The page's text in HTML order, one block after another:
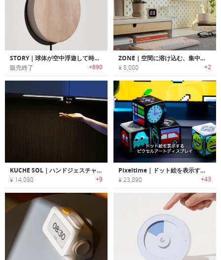
STORY｜球体が空中浮遊して時間をお知らせするタイムピース「ストーリー」
販売終了 +890
ZONE｜空間に溶け込む、集中力アップタイマー
¥ 8,000 +2
KUCHE SOL｜ハンドジェスチャーでコントロール可能なキッチンタイマー付きスマートライト
¥ 14,090 +9
Pixeltime｜ドット絵を表示するピクセルアートディスプレイ「ピクセルタイム」
¥ 23,890 +43